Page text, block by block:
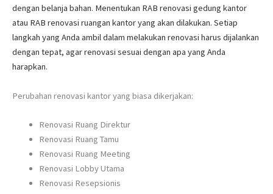
dengan belanja bahan. Menentukan RAB renovasi gedung kantor
atau RAB renovasi ruangan kantor yang akan dilakukan. Setiap
langkah yang Anda ambil dalam melakukan renovasi harus dijalankan
dengan tepat, agar renovasi sesuai dengan apa yang Anda
harapkan.
Perubahan renovasi kantor yang biasa dikerjakan:
Renovasi Ruang Direktur
Renovasi Ruang Tamu
Renovasi Ruang Meeting
Renovasi Lobby Utama
Renovasi Resepsionis